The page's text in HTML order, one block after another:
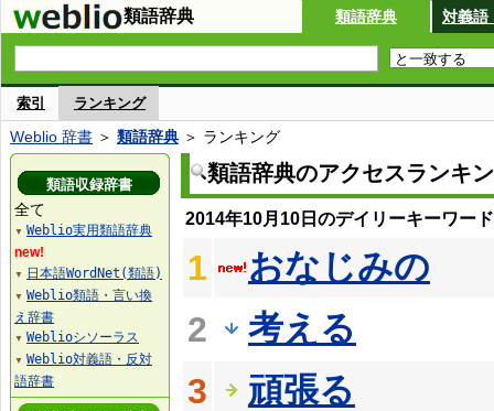
類語辞典 類語辞典 対義語
索引 ランキング
Weblio 辞書 ＞ 類語辞典 ＞ ランキング
類語辞典のアクセスランキ
2014年10月10日のデイリーキーワー
1
おなじみの
2
考える
3
頑張る
類語収録辞書
全て
▼ Weblio実用類語辞典
new!
▼ 日本語WordNet(類語)
▼ Weblio類語・言い換
え辞書
▼ Weblioシソーラス
▼ Weblio対義語・反対
語辞書